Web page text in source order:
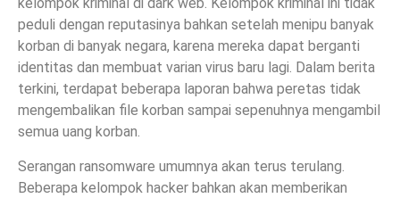
kelompok kriminal di dark web. Kelompok kriminal ini tidak
peduli dengan reputasinya bahkan setelah menipu banyak
korban di banyak negara, karena mereka dapat berganti
identitas dan membuat varian virus baru lagi. Dalam berita
terkini, terdapat beberapa laporan bahwa peretas tidak
mengembalikan file korban sampai sepenuhnya mengambil
semua uang korban.
Serangan ransomware umumnya akan terus terulang.
Beberapa kelompok hacker bahkan akan memberikan